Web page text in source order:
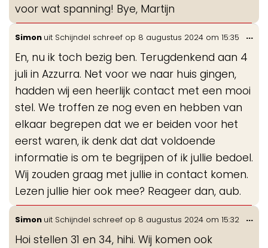
voor wat spanning! Bye, Martijn
Simon uit Schijndel schreef op 8 augustus 2024 om 15:35
En, nu ik toch bezig ben. Terugdenkend aan 4
juli in Azzurra. Net voor we naar huis gingen,
hadden wij een heerlijk contact met een mooi
stel. We troffen ze nog even en hebben van
elkaar begrepen dat we er beiden voor het
eerst waren, ik denk dat dat voldoende
informatie is om te begrijpen of ik jullie bedoel.
Wij zouden graag met jullie in contact komen.
Lezen jullie hier ook mee? Reageer dan, aub.
...
Simon uit Schijndel schreef op 8 augustus 2024 om 15:32
Hoi stellen 31 en 34, hihi. Wij komen ook
...